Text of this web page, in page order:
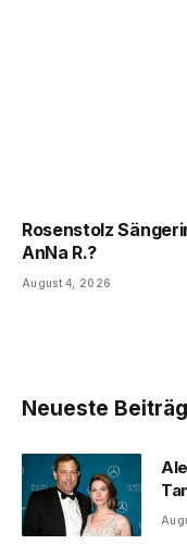
Rosenstolz
AnNa R.?
August 4, 2026
Neueste